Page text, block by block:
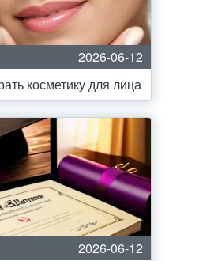
2026-06-12
косметику для лица
2026-06-12